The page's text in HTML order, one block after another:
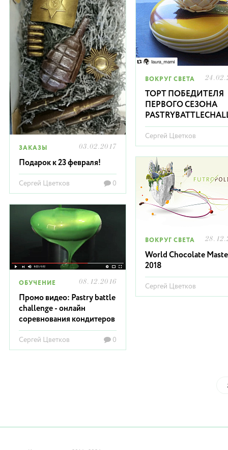
ВОКРУГ СВЕТА
ТОРТ ПОБЕДИТЕЛЯ
ПЕРВОГО СЕЗОНА
Сергей Цветков
ЗАКАЗЫ 03.02.2017
Подарок к 23 февраля!
Сергей Цветков 0
ВОКРУГ СВЕТА
World Chocolate
2018
Сергей Цветков
ОБУЧЕНИЕ 08.12.2016
Промо видео: Pastry battle
challenge - онлайн
соревнования кондитеров
Сергей Цветков 0